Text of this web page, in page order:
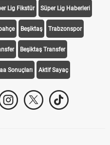
Lig Fikstür Süper Lig Haberleri
Beşiktaş Trabzonspor
Beşiktaş Transfer
Sonuçları Aktif Sayaç